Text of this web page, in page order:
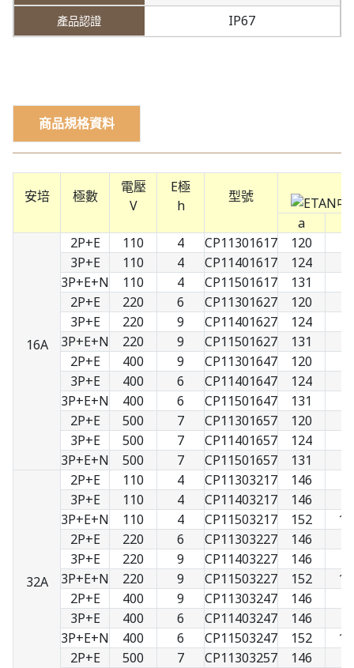
IP67
商品規格資料
安培 極數
電壓
V
E極
h
型號
a
16A
2P+E 110 4 CP11301617 120
3P+E
110 4 CP11401617 124
3P+E+N
110 4 CP11501617 131
2P+E
220 6 CP11301627 120
3P+E
220 9 CP11401627 124
3P+E+N
220 9 CP11501627 131
2P+E
400 9 CP11301647 120
3P+E
400 6 CP11401647 124
3P+E+N
400 6 CP11501647 131
2P+E
500 7 CP11301657 120
3P+E
500 7 CP11401657 124
3P+E+N
500 7 CP11501657 131
32A
2P+E 110 4 CP11303217 146
3P+E
110 4 CP11403217 146
3P+E+N
110 4 CP11503217 152
2P+E
220 6 CP11303227 146
3P+E
220 9 CP11403227 146
3P+E+N
220 9 CP11503227 152
2P+E
400 9 CP11303247 146
3P+E
400 6 CP11403247 146
3P+E+N
400 6 CP11503247 152
2P+E
500 7 CP11303257 146